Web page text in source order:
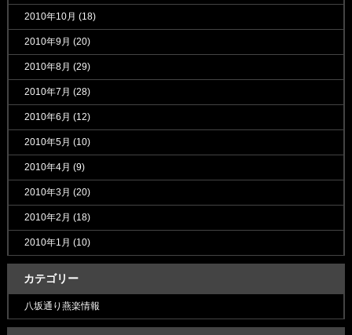
2010年10月 (18)
2010年9月 (20)
2010年8月 (29)
2010年7月 (28)
2010年6月 (12)
2010年5月 (10)
2010年4月 (9)
2010年3月 (20)
2010年2月 (18)
2010年1月 (10)
カテゴリー
八坂通り燕楽情報